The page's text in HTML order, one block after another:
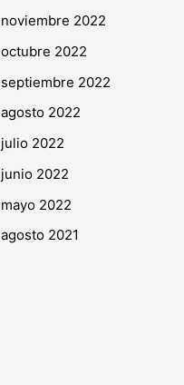
noviembre 2022
octubre 2022
septiembre 2022
agosto 2022
julio 2022
junio 2022
mayo 2022
agosto 2021